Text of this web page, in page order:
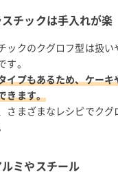
チックは手入れが楽
ックのクグロフ型は扱い
。
イプもあるため、ケー
きます。
さまざまなレシピでクグ
ミやスチール